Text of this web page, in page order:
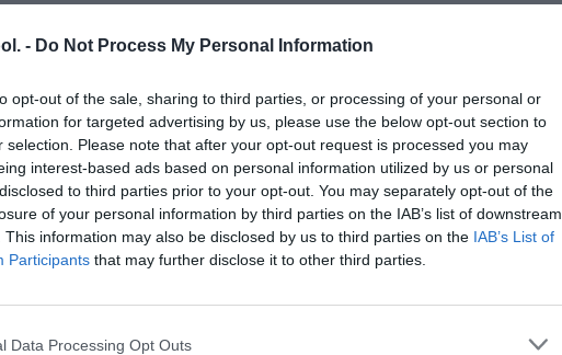
- Do Not Process My Personal Information
opt-out of the sale, sharing to third parties, or processing of your personal or
for targeted advertising by us, please use the below opt-out section to
selection. Please note that after your opt-out request is processed you may
interest-based ads based on personal information utilized by us or personal
to third parties prior to your opt-out. You may separately opt-out of the
of your personal information by third parties on the IAB’s list of downstream
This information may also be disclosed by us to third parties on the IAB’s List of
Participants that may further disclose it to other third parties.
Data Processing Opt Outs
Externý sklad 67,50 €